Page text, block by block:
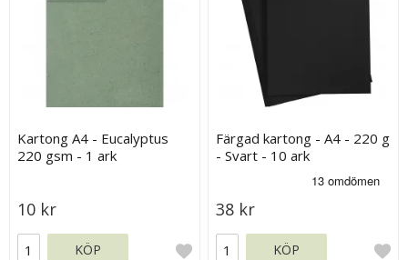
Kartong A4 - Eucalyptus
220 gsm - 1 ark
10 kr
KÖP
Färgad kartong - A4 - 220 g
- Svart - 10 ark
38 kr
KÖP